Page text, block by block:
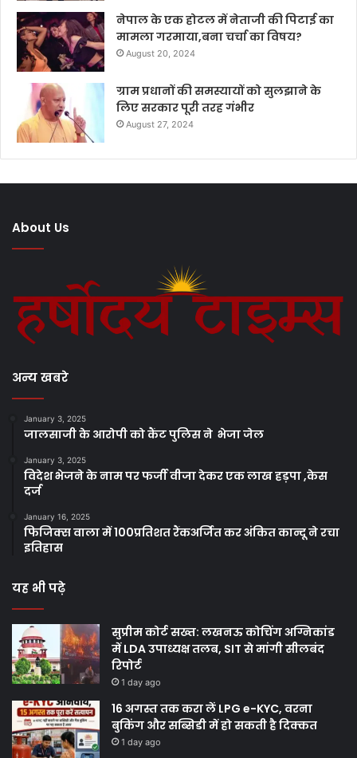
नेपाल के एक होटल में नेताजी की पिटाई का
मामला गरमाया,बना चर्चा का विषय?
August 20, 2024
ग्राम प्रधानों की समस्यायों को सुलझाने के
लिए सरकार पूरी तरह गंभीर
August 27, 2024
About Us
अन्य खबरे
January 3, 2025
जालसाजी के आरोपी को कैंट पुलिस ने भेजा जेल
January 3, 2025
विदेश भेजने के नाम पर फर्जी वीजा देकर एक लाख हड़पा ,केस
दर्ज
January 16, 2025
फिजिक्स वाला में 100प्रतिशत रैंकअर्जित कर अंकित कान्दू ने रचा
इतिहास
यह भी पढ़े
सुप्रीम कोर्ट सख्त: लखनऊ कोचिंग अग्निकांड
में LDA उपाध्यक्ष तलब, SIT से मांगी सीलबंद
रिपोर्ट
1 day ago
16 अगस्त तक करा लें LPG e-KYC, वरना
बुकिंग और सब्सिडी में हो सकती है दिक्कत
1 day ago